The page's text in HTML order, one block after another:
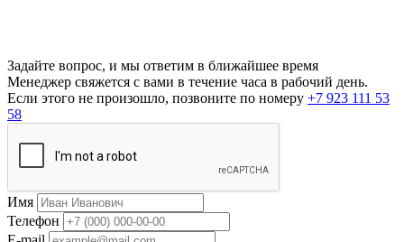
Задайте вопрос, и мы ответим в ближайшее время
Менеджер свяжется с вами в течение часа в рабочий день.
Если этого не произошло, позвоните по номеру +7 923 111 53
58
Имя
Телефон